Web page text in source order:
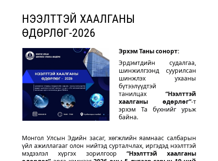
НЭЭЛТТЭЙ ХААЛГАНЫ
ӨДӨРЛӨГ-2026
Эрхэм Таны сонорт:
Эрдэмтдийн судалгаа,
шинжилгээнд суурилсан
шинжлэх ухааны
бүтээлүүдтэй
танилцах “Нээлттэй
хаалганы өдөрлөг”-т
эрхэм Та бүхнийг урьж
байна.
Монгол Улсын Эдийн засаг, хөгжлийн яамнаас салбарын
үйл ажиллагааг олон нийтэд сурталчлах, иргэдэд нээлттэй
мэдээлэл хүргэх зорилгоор “Нээлттэй хаалганы